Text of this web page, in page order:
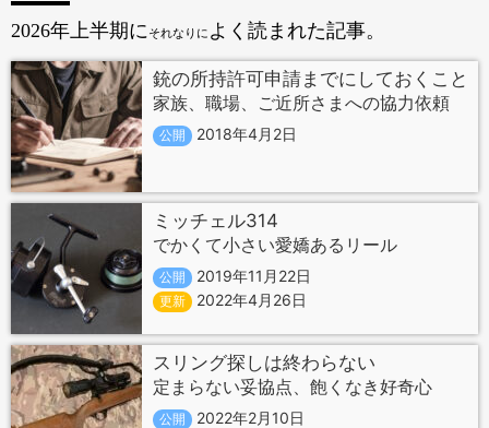
2026年上半期に それなりに よく読まれた記事。
銃の所持許可申請までにしておくこと
家族、職場、ご近所さまへの協力依頼
公開 2018年4月2日
ミッチェル314
でかくて小さい愛嬌あるリール
公開 2019年11月22日
更新 2022年4月26日
スリング探しは終わらない
定まらない妥協点、飽くなき好奇心
公開 2022年2月10日